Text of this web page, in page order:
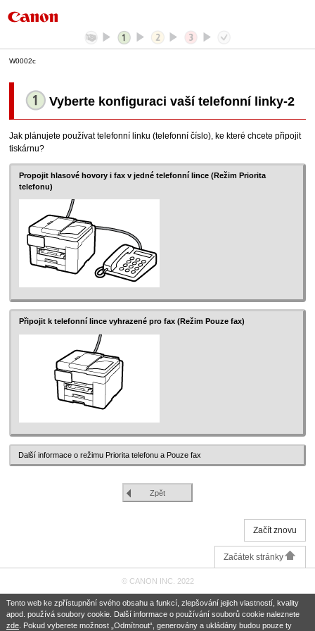
Tento web ke zpřístupnění svého obsahu a funkcí, zlepšování jejich vlastností, kvality
apod. používá soubory cookie. Další informace o používání souborů cookie naleznete
zde. Pokud vyberete možnost „Odmítnout“, generovány a ukládány budou pouze ty
W0002c
Vyberte konfiguraci vaší telefonní linky-2
Jak plánujete používat telefonní linku (telefonní číslo), ke které chcete připojit
tiskárnu?
Propojit hlasové hovory i fax v jedné telefonní lince (Režim Priorita
telefonu)
Připojit k telefonní lince vyhrazené pro fax (Režim Pouze fax)
Další informace o režimu Priorita telefonu a Pouze fax
Zpět
Začít znovu
Začátek stránky
© CANON INC. 2022